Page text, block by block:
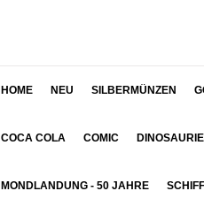
HOME NEU SILBERMÜNZEN
COCA COLA COMIC
MONDLANDUNG - 50 JAHRE